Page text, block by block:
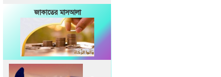
জাকাতের মাসআলা